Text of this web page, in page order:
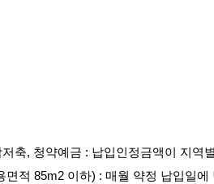
축, 청약예금 : 납입인정금액이 지역
면적 85m2 이하) : 매월 약정 납입일